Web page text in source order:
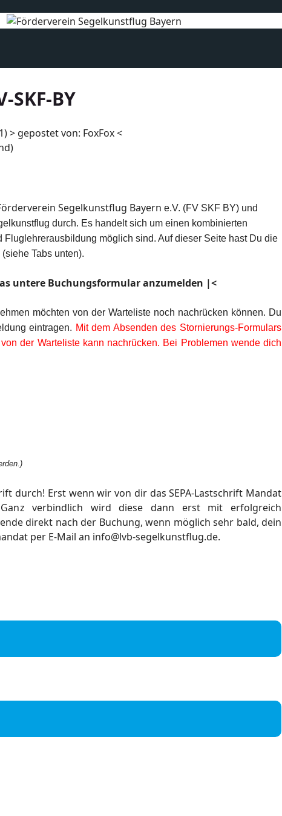
SKF-BY
> gepostet von: FoxFox <
Segelkunstflug Bayern e.V. (FV SKF BY) und
durch. Es handelt sich um einen kombinierten
möglich sind. Auf dieser Seite hast Du die
Tabs unten).
untere Buchungsformular anzumelden |<
möchten von der Warteliste noch nachrücken können. Du
eintragen. Mit dem Absenden des Stornierungs-Formulars
der Warteliste kann nachrücken. Bei Problemen wende dich
durch! Erst wenn wir von dir das SEPA-Lastschrift Mandat
verbindlich wird diese dann erst mit erfolgreich
direkt nach der Buchung, wenn möglich sehr bald, dein
per E-Mail an info@lvb-segelkunstflug.de.